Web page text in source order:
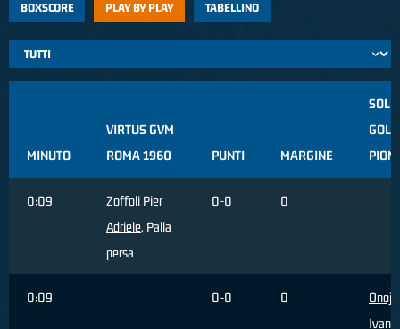
BOXSCORE PLAY BY PLAY TABELLINO
MINUTO
VIRTUS GVM
ROMA 1960
PUNTI MARGINE
0:09
Zoffoli Pier
Adriele, Palla
persa
0-0 0
0:09 0-0 0
Ivan